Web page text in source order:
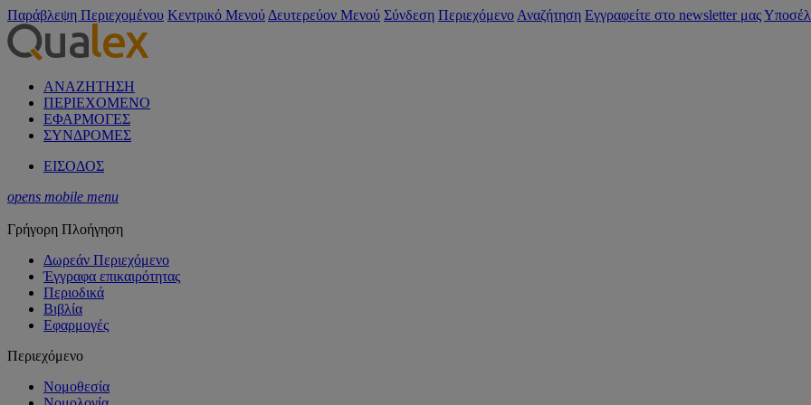
Παράβλεψη Περιεχομένου Κεντρικό Μενού Δευτερεύον Μενού Σύνδεση Περιεχόμενο Αναζήτηση Εγγραφείτε στο newsletter μας
ΑΝΑΖΗΤΗΣΗ
ΠΕΡΙΕΧΟΜΕΝΟ
ΕΦΑΡΜΟΓΕΣ
ΣΥΝΔΡΟΜΕΣ
ΕΙΣΟΔΟΣ
opens mobile menu
Γρήγορη Πλοήγηση
Δωρεάν Περιεχόμενο
Έγγραφα επικαιρότητας
Περιοδικά
Βιβλία
Εφαρμογές
Περιεχόμενο
Νομοθεσία